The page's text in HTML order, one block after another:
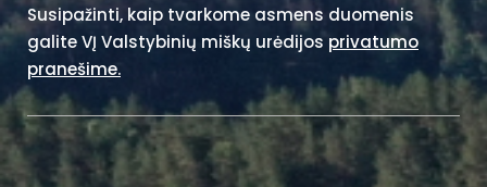
Susipažinti, kaip tvarkome asmens duomenis
galite VĮ Valstybinių miškų urėdijos privatumo
pranešime.